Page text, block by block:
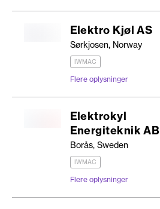
Elektro Kjøl AS
Sørkjosen, Norway
IWMAC
Flere oplysninger
Elektrokyl
Energiteknik AB
Borås, Sweden
IWMAC
Flere oplysninger